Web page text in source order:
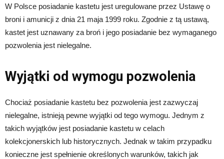
W Polsce posiadanie kastetu jest uregulowane przez Ustawę o
broni i amunicji z dnia 21 maja 1999 roku. Zgodnie z tą ustawą,
kastet jest uznawany za broń i jego posiadanie bez wymaganego
pozwolenia jest nielegalne.
Wyjątki od wymogu pozwolenia
Chociaż posiadanie kastetu bez pozwolenia jest zazwyczaj
nielegalne, istnieją pewne wyjątki od tego wymogu. Jednym z
takich wyjątków jest posiadanie kastetu w celach
kolekcjonerskich lub historycznych. Jednak w takim przypadku
konieczne jest spełnienie określonych warunków, takich jak